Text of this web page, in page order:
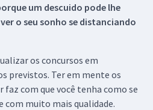
um descuido pode lhe
o seu sonho se distanciando
os concursos em
previstos. Ter em mente os
faz com que você tenha como se
com muito mais qualidade.